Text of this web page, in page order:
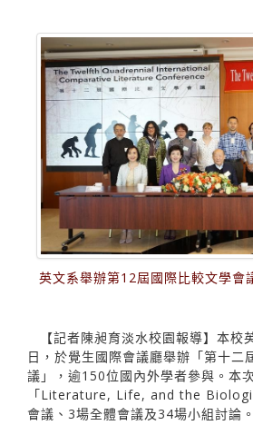
英文系舉辦第12屆國際比較文學會
【記者陳昶育淡水校園報導】本校
日，於覺生國際會議廳舉辦「第十二
議」，逾150位國內外學者參與。本
「Literature, Life, and the
會議、3場全體會議及34場小組討論。